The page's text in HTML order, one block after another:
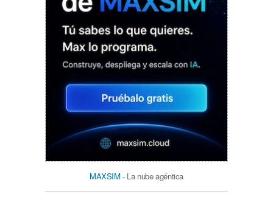
MAXSIM - La nube agéntica